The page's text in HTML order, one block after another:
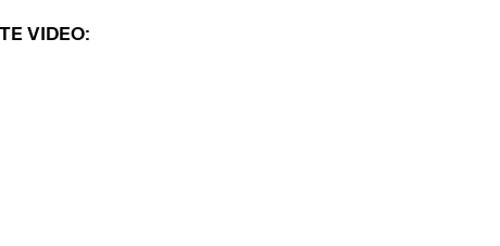
VIDEO: